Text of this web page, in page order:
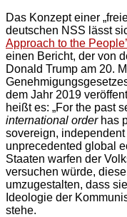
Das Konzept einer
deutschen NSS lässt
Approach to the
einen Bericht, der von
Donald Trump am 20.
dem Jahr 2019
heißt es: „For the past
international orderhas
sovereign,
unprecedented global
Staaten warfen der
versuchen würde,
umzugestalten, dass
Ideologie der
stehe.